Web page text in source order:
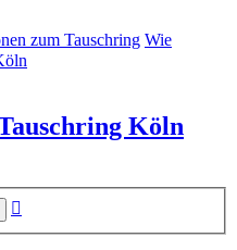
zum Tauschring Wie
Köln